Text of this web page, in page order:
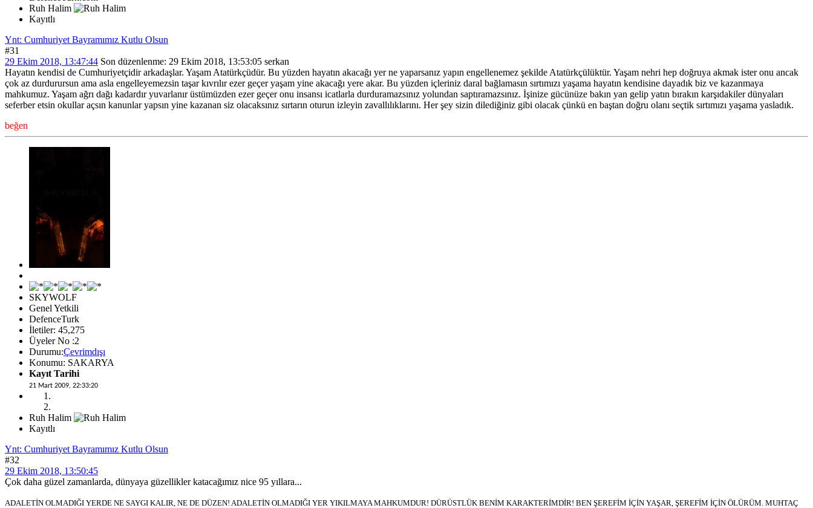
Ruh Halim
Kayıtlı
Ynt: Cumhuriyet Bayramımız Kutlu Olsun
#31
29 Ekim 2018, 13:47:44 Son düzenlenme: 29 Ekim 2018, 13:53:05 serkan
Hayatın kendisi de Cumhuriyetçidir arkadaşlar. Yaşam Atatürkçüdür. Bu yüzden hayatın akacağı yer ne yaparsanız yapın engellenemez şekilde Atatürkçülüktür. Yaşam nehri hep doğruya akmak ister onu ancak
çok az durdurursun ama asla engelleyemezsin taşar kıvrılır ezer geçer yaşam yine akacağı yere akar. Bu yüzden içleriniz daral bağlamasın sırtımızı yaşama hayatın kendisine dayadık biz ve kazanmaya
mahkumuz. Yaşam ağrı dağı kadardır yuvarlanır üstümüzden ezer geçer onu insansı icatlarla durduramazsınız yolundan saptıramazsınız. İşinize gücünüze bakın yan gelip yatın bırakın karşıdakiler dünyaları
seferber etsin okullar açsın kanunlar yapsın yine kazanan siz olacaksınız sırtarın oturun izleyin zavallılıklarını. Her şey sizin dilediğiniz gibi olacak çünkü en baştan doğru olanı seçtik sırtımızı yaşama yasladık.
beğen
SKYWOLF
Genel Yetkili
DefenceTurk
İletiler: 45,275
Üyeler No :2
Durumu:Çevrimdışı
Konumu: SAKARYA
Kayıt Tarihi
21 Mart 2009, 22:33:20
Ruh Halim
Kayıtlı
Ynt: Cumhuriyet Bayramımız Kutlu Olsun
#32
29 Ekim 2018, 13:50:45
Çok daha güzel zamanlarda, dünyaya güzellikler katacağımız nice 95 yıllara...
ADALETİN OLMADIĞI YERDE NE SAYGI KALIR, NE DE DÜZEN! ADALETİN OLMADIĞI YER YIKILMAYA MAHKUMDUR! DÜRÜSTLÜK BENİM KARAKTERİMDİR! BEN ŞEREFİM İÇİN YAŞAR, ŞEREFİM İÇİN ÖLÜRÜM. MUHTAÇ